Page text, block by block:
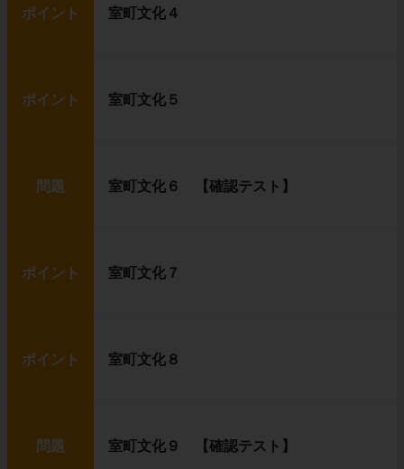
ポイント 室町文化４
ポイント 室町文化５
問題 室町文化６ 【確認テスト】
ポイント 室町文化７
ポイント 室町文化８
問題 室町文化９ 【確認テスト】